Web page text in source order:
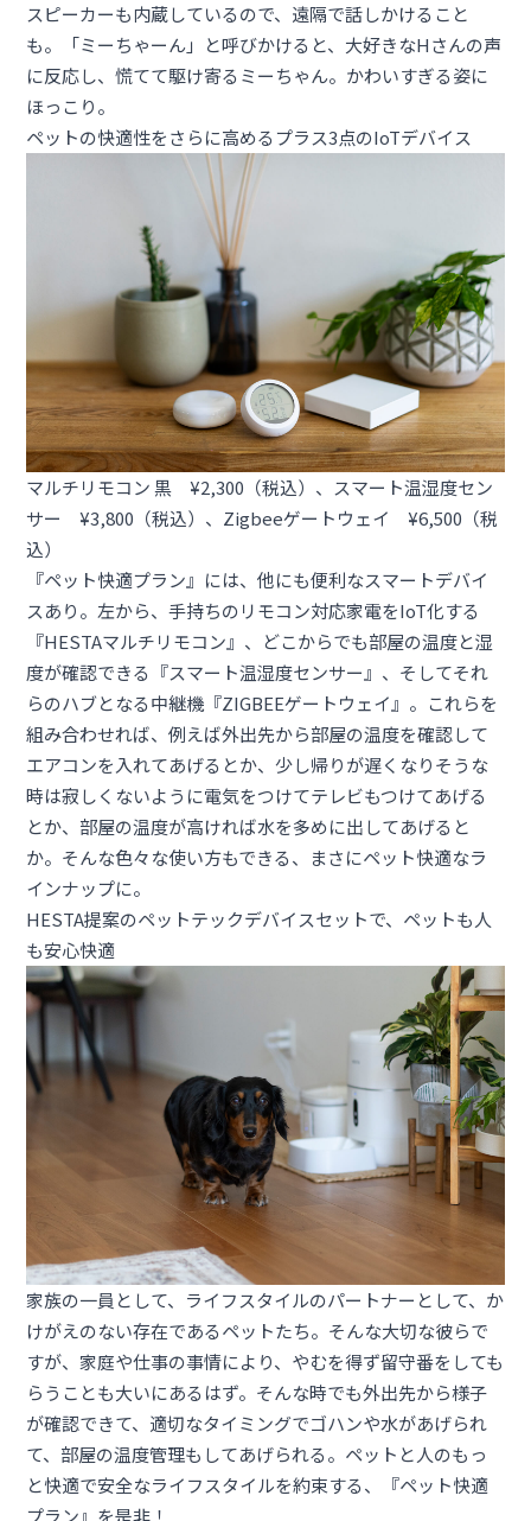
スピーカーも内蔵しているので、遠隔で話しかけること
も。「ミーちゃーん」と呼びかけると、大好きなHさんの声
に反応し、慌てて駆け寄るミーちゃん。かわいすぎる姿に
ほっこり。
ペットの快適性をさらに高めるプラス3点のIoTデバイス
マルチリモコン 黒 ¥2,300（税込） 、 スマート温湿度セン
サー ¥3,800（税込） 、 Zigbeeゲートウェイ ¥6,500（税
込）
『ペット快適プラン』には、他にも便利なスマートデバイ
スあり。左から、手持ちのリモコン対応家電をIoT化する
『HESTAマルチリモコン』、どこからでも部屋の温度と湿
度が確認できる『スマート温湿度センサー 』、そしてそれ
らのハブとなる中継機『ZIGBEEゲートウェイ 』。これらを
組み合わせれば、例えば外出先から部屋の温度を確認して
エアコンを入れてあげるとか、少し帰りが遅くなりそうな
時は寂しくないように電気をつけてテレビもつけてあげる
とか、部屋の温度が高ければ水を多めに出してあげると
か。そんな色々な使い方もできる、まさにペット快適なラ
インナップに。
HESTA提案のペットテックデバイスセットで、ペットも人
も安心快適
家族の一員として、ライフスタイルのパートナーとして、か
けがえのない存在であるペットたち。そんな大切な彼らで
すが、家庭や仕事の事情により、やむを得ず留守番をしても
らうことも大いにあるはず。そんな時でも外出先から様子
が確認できて、適切なタイミングでゴハンや水があげられ
て、部屋の温度管理もしてあげられる。ペットと人のもっ
と快適で安全なライフスタイルを約束する、『ペット快適
プラン』を是非！